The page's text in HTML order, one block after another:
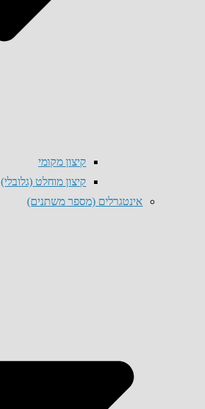
קיצון מקומי
קיצון מוחלט (גלובלי)
אינטגרלים (מספר משתנים)